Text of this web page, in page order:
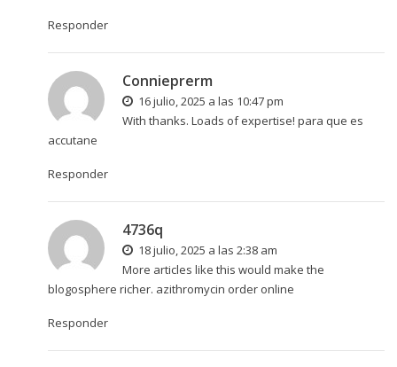
Responder
Connieprerm
16 julio, 2025 a las 10:47 pm
With thanks. Loads of expertise! para que es
accutane
Responder
4736q
18 julio, 2025 a las 2:38 am
More articles like this would make the
blogosphere richer. azithromycin order online
Responder